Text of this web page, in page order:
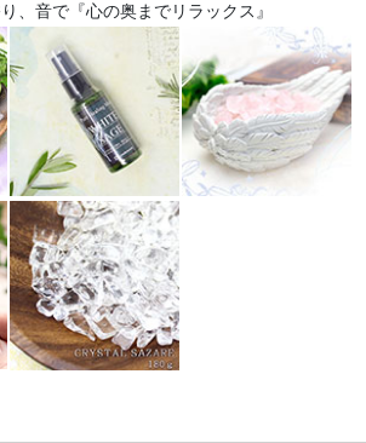
、音で『心の奥までリラックス』